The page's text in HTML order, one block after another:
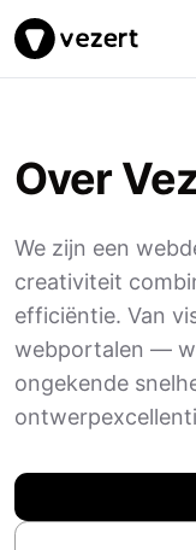
Vezert
Over
We zijn een
creativiteit
efficiëntie. Van
webportalen —
ongekende